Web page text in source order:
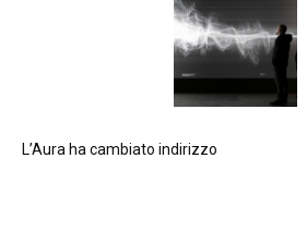
L’Aura ha cambiato indirizzo